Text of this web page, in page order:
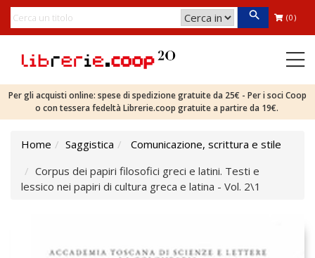
(0)
Per gli acquisti online: spese di spedizione gratuite da 25€ - Per i soci Coop
o con tessera fedeltà Librerie.coop gratuite a partire da 19€.
Home Saggistica
Comunicazione, scrittura e stile
Corpus dei papiri filosofici greci e latini. Testi e
lessico nei papiri di cultura greca e latina - Vol. 2\1